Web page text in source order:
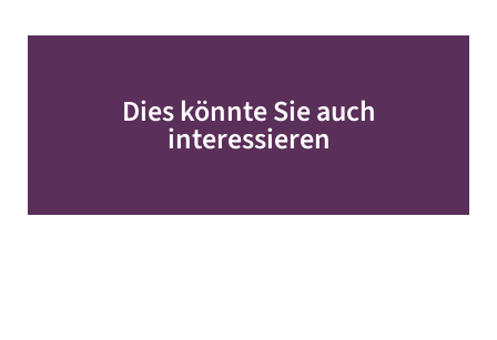
Dies könnte Sie auch
interessieren